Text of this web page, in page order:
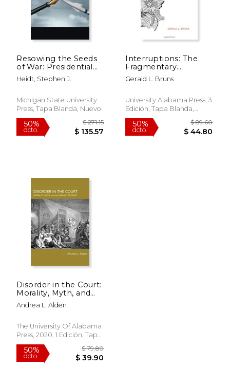
dcto. $ 45.98 dcto.
50%
$ 22.22
Resowing the Seeds
of War: Presidential
Peace Rhetoric Since
1945 (en Inglés)
Heidt, Stephen J.
Michigan State University
Press, Tapa Blanda, Nuevo
Interruptions: The
Fragmentary
Aesthetic in Modern
Literature (Modern &
Poetics) (en Inglés)
Gerald L. Bruns
University Alabama Press, 3
Edición, Tapa Blanda,
Nuevo
Disorder in the Court:
Morality, Myth, and
the Insanity Defense
(Rhetoric, Law, and
Inglés)
Andrea L. Alden
The University Of Alabama
Press, 2020, 1 Edición, Tapa
Blanda, Nuevo